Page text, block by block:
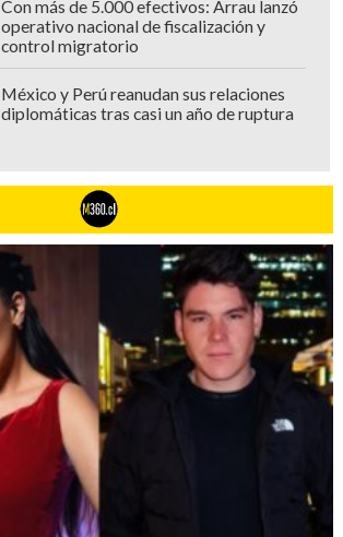
Con más de 5.000 efectivos: Arrau lanzó
operativo nacional de fiscalización y
control migratorio
México y Perú reanudan sus relaciones
diplomáticas tras casi un año de ruptura